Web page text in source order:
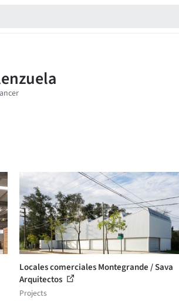
Locales comerciales Montegrande / Sava
Arquitectos
Projects